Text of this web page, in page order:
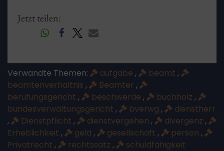
Jetzt teilen:
Verwandte Themen: aufgabe , beamt ,
beamtenverhältnis , Beamter ,
berufungsgericht , beschwerde , buchholz ,
bundesverwaltungsgericht , bverwg ,
dienstherr
,
Dienstpflicht , dienstvergehen , divergenz ,
Erheblichkeit , geld , gesellschaft , person ,
Privatrecht , rechtssatz , schuldfähigkeit